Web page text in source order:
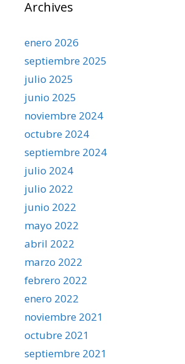
Archives
enero 2026
septiembre 2025
julio 2025
junio 2025
noviembre 2024
octubre 2024
septiembre 2024
julio 2024
julio 2022
junio 2022
mayo 2022
abril 2022
marzo 2022
febrero 2022
enero 2022
noviembre 2021
octubre 2021
septiembre 2021